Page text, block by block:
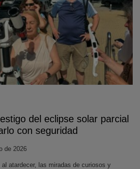
del eclipse solar parcial
con seguridad
de 2026
atardecer, las miradas de curiosos y